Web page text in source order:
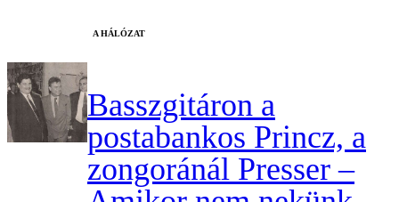
A HÁLÓZAT
Basszgitáron a
postabankos Princz, a
zongoránál Presser –